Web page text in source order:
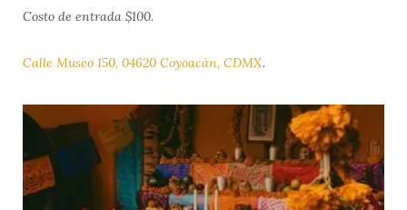
Costo de entrada $100.
Calle Museo 150, 04620 Coyoacán, CDMX.